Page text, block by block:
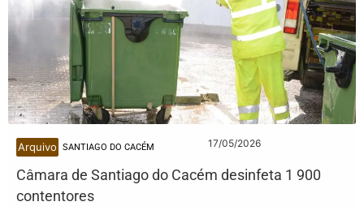
Arquivo SANTIAGO DO CACÉM 17/05/2026
Câmara de Santiago do Cacém desinfeta 1 900
contentores